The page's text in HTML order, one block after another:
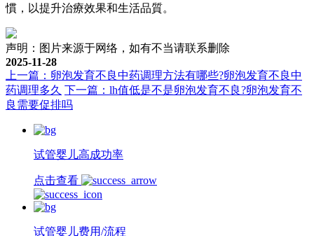
慣，以提升治療效果和生活品質。
声明：图片来源于网络，如有不当请联系删除
2025-11-28
上一篇：卵泡发育不良中药调理方法有哪些?卵泡发育不良中
药调理多久 下一篇：lh值低是不是卵泡发育不良?卵泡发育不
良需要促排吗
试管婴儿高成功率
点击查看
试管婴儿费用/流程